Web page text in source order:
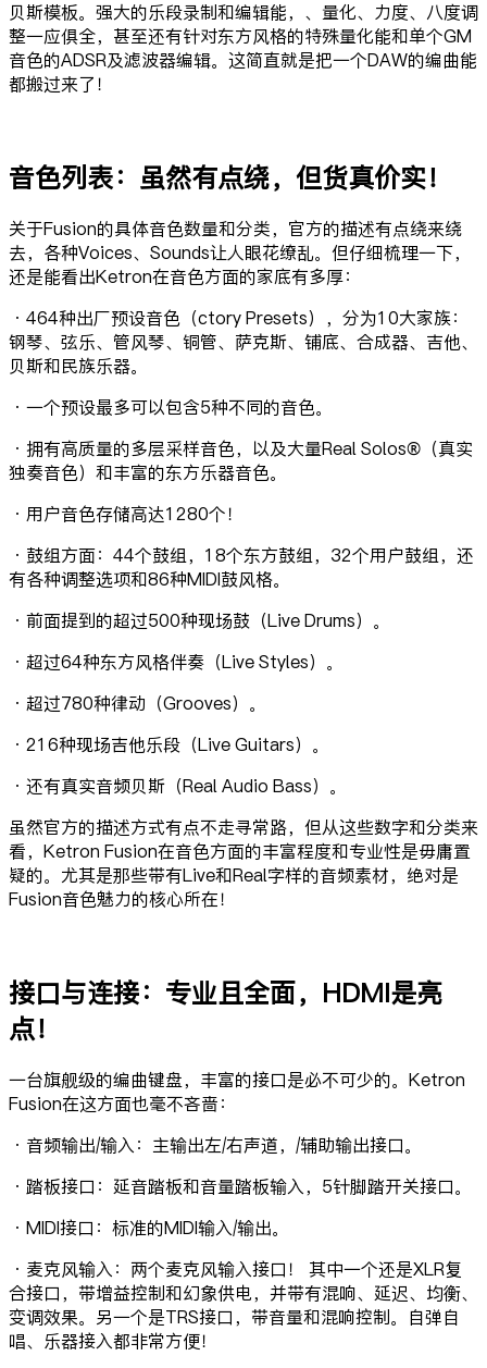
贝斯模板。强大的乐段录制和编辑能，、量化、力度、八度调
整一应俱全，甚至还有针对东方风格的特殊量化能和单个GM
音色的ADSR及滤波器编辑。这简直就是把一个DAW的编曲能
都搬过来了！
音色列表：虽然有点绕，但货真价实！
关于Fusion的具体音色数量和分类，官方的描述有点绕来绕
去，各种Voices、Sounds让人眼花缭乱。但仔细梳理一下，
还是能看出Ketron在音色方面的家底有多厚：
·464种出厂预设音色（ctory Presets），分为10大家族：
钢琴、弦乐、管风琴、铜管、萨克斯、铺底、合成器、吉他、
贝斯和民族乐器。
·一个预设最多可以包含5种不同的音色。
·拥有高质量的多层采样音色，以及大量Real Solos®（真实
独奏音色）和丰富的东方乐器音色。
·用户音色存储高达1280个！
·鼓组方面：44个鼓组，18个东方鼓组，32个用户鼓组，还
有各种调整选项和86种MIDI鼓风格。
·前面提到的超过500种现场鼓（Live Drums）。
·超过64种东方风格伴奏（Live Styles）。
·超过780种律动（Grooves）。
·216种现场吉他乐段（Live Guitars）。
·还有真实音频贝斯（Real Audio Bass）。
虽然官方的描述方式有点不走寻常路，但从这些数字和分类来
看，Ketron Fusion在音色方面的丰富程度和专业性是毋庸置
疑的。尤其是那些带有Live和Real字样的音频素材，绝对是
Fusion音色魅力的核心所在！
接口与连接：专业且全面，HDMI是亮
点！
一台旗舰级的编曲键盘，丰富的接口是必不可少的。Ketron
Fusion在这方面也毫不吝啬：
·音频输出/输入：主输出左/右声道，/辅助输出接口。
·踏板接口：延音踏板和音量踏板输入，5针脚踏开关接口。
·MIDI接口：标准的MIDI输入/输出。
·麦克风输入：两个麦克风输入接口！ 其中一个还是XLR复
合接口，带增益控制和幻象供电，并带有混响、延迟、均衡、
变调效果。另一个是TRS接口，带音量和混响控制。自弹自
唱、乐器接入都非常方便！